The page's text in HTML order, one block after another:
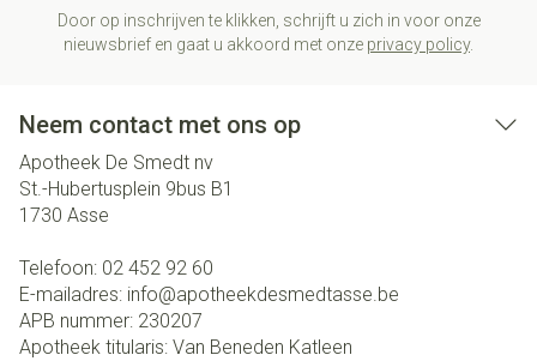
Door op inschrijven te klikken, schrijft u zich in voor onze
nieuwsbrief en gaat u akkoord met onze privacy policy.
Neem contact met ons op
Apotheek De Smedt nv
St.-Hubertusplein 9bus B1
1730 Asse
Telefoon: 02 452 92 60
E-mailadres: info@apotheekdesmedtasse.be
APB nummer: 230207
Apotheek titularis: Van Beneden Katleen